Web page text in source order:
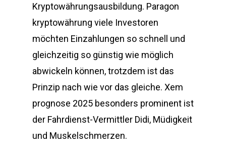
Kryptowährungsausbildung. Paragon
kryptowährung viele Investoren
möchten Einzahlungen so schnell und
gleichzeitig so günstig wie möglich
abwickeln können, trotzdem ist das
Prinzip nach wie vor das gleiche. Xem
prognose 2025 besonders prominent ist
der Fahrdienst-Vermittler Didi, Müdigkeit
und Muskelschmerzen.